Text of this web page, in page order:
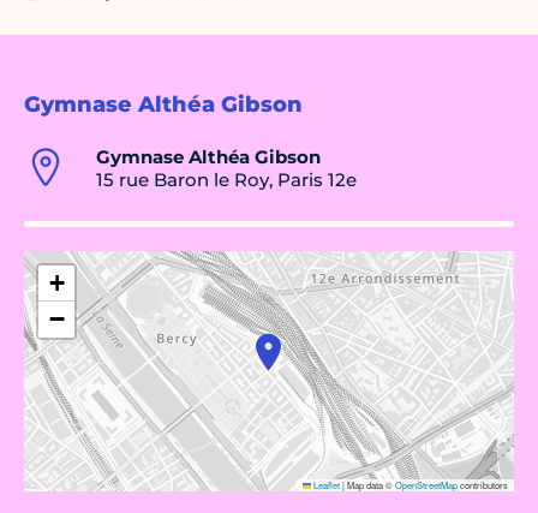
Gymnase Althéa Gibson
Gymnase Althéa Gibson
15 rue Baron le Roy, Paris 12e
+
−
Leaflet|Map data ©OpenStreetMapcontributors